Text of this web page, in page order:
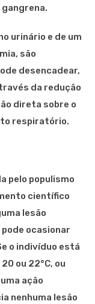
urinário e de um
são
desencadear,
da redução
direta sobre o
respiratório.
pelo populismo
científico
lesão
ocasionar
o indivíduo está
ou 22°C, ou
ação
nenhuma lesão